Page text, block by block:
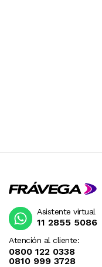
Atención al cliente:
0800 122 0338
0810 999 3728
Asistente virtual
11 2855 5086